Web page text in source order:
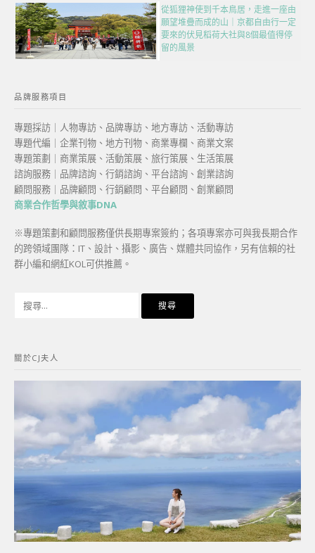
從狐狸神使到千本鳥居，走進一座由
願望堆疊而成的山｜京都自由行一定
要來的伏見稻荷大社與8個最值得停
留的風景
品牌服務項目
專題採訪｜人物專訪、品牌專訪、地方專訪、活動專訪
專題代編｜企業刊物、地方刊物、商業專欄、商業文案
專題策劃｜商業策展、活動策展、旅行策展、生活策展
諮詢服務｜品牌諮詢、行銷諮詢、平台諮詢、創業諮詢
顧問服務｜品牌顧問、行銷顧問、平台顧問、創業顧問
商業合作哲學與敘事DNA
※專題策劃和顧問服務僅供長期專案簽約；各項專案亦可與我長期合作
的跨領域團隊：IT、設計、攝影、廣告、媒體共同協作，另有信賴的社
群小編和網紅KOL可供推薦。
字:
關於CJ夫人